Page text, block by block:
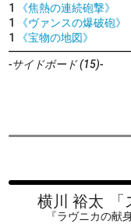
1
《焦熱の連続砲撃》
1
《ヴァンスの爆破砲》
1
《宝物の地図》
-サイドボード (15)-
横川 裕太
『ラヴニカの献